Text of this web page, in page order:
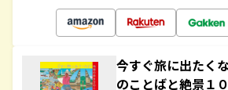
今すぐ旅に出たく
のことばと絶景１